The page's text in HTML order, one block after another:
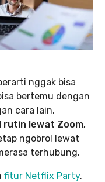
nggak bisa
bertemu dengan
cara lain.
rutin lewat Zoom,
ngobrol lewat
terhubung.
fitur Netflix Party.